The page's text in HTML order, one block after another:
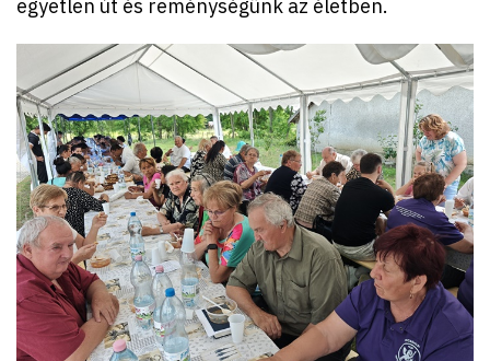
egyetlen út és reménységünk az életben.